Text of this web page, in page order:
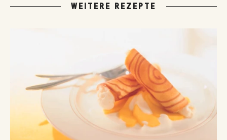
WEITERE REZEPTE